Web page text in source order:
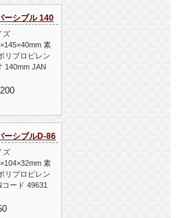
ーシブル 140
ズ
素
リプロピレン
140mm JAN
ーシブルD-86
ズ
素
リプロピレン
コード 49631